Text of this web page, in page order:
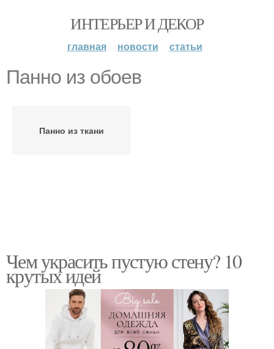
ИНТЕРЬЕР И ДЕКОР
главная новости статьи
Панно из обоев
Панно из ткани
Чем украсить пустую стену? 10
крутых идей